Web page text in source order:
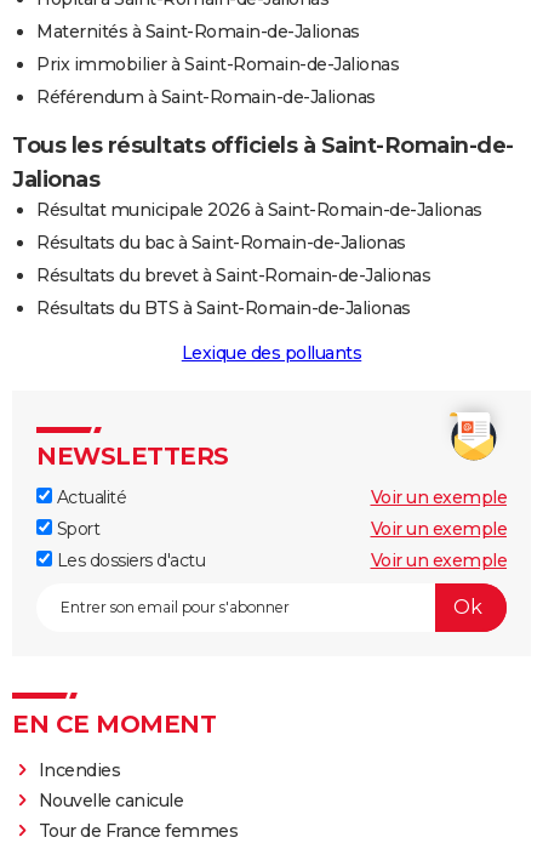
Maternités à Saint-Romain-de-Jalionas
Prix immobilier à Saint-Romain-de-Jalionas
Référendum à Saint-Romain-de-Jalionas
Tous les résultats officiels à Saint-Romain-de-
Jalionas
Résultat municipale 2026 à Saint-Romain-de-Jalionas
Résultats du bac à Saint-Romain-de-Jalionas
Résultats du brevet à Saint-Romain-de-Jalionas
Résultats du BTS à Saint-Romain-de-Jalionas
Lexique des polluants
NEWSLETTERS
Actualité
Voir un exemple
Sport
Voir un exemple
Les dossiers d'actu
Voir un exemple
EN CE MOMENT
Incendies
Nouvelle canicule
Tour de France femmes